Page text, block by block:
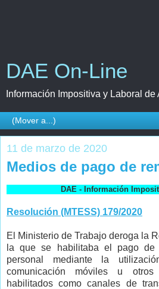
DAE On-Line
Información Impositiva y Laboral de
11 de marzo de 2020
Medios de pago de
DAE - Información
Resolución (MTESS) 179/2020
El Ministerio de Trabajo deroga la
la que se habilitaba el pago de
personal mediante la
comunicación móviles u otros
habilitados como canales de